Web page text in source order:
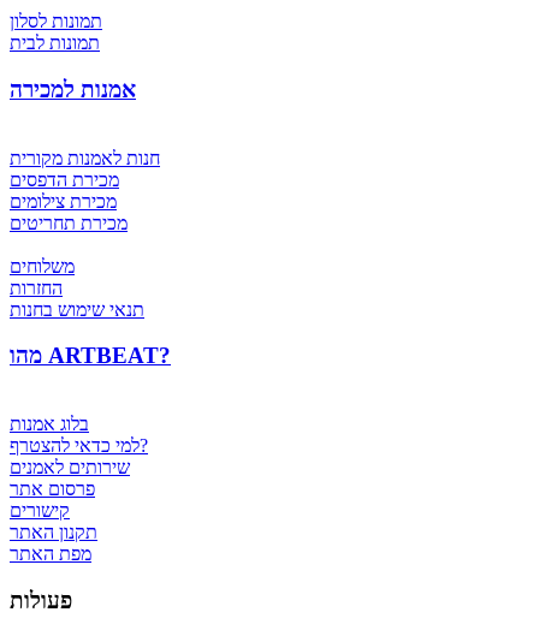
תמונות לסלון
תמונות לבית
אמנות למכירה
חנות לאמנות מקורית
מכירת הדפסים
מכירת צילומים
מכירת תחריטים
משלוחים
החזרות
תנאי שימוש בחנות
מהו ARTBEAT?
בלוג אמנות
למי כדאי להצטרף?
שירותים לאמנים
פרסום אתר
קישורים
תקנון האתר
מפת האתר
פעולות